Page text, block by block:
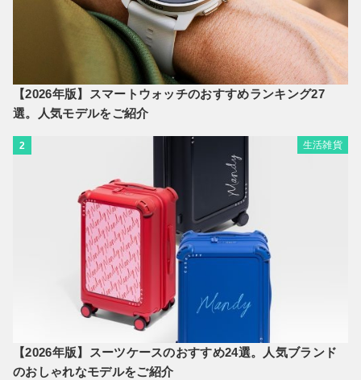
【2026年版】スマートウォッチのおすすめランキング27
選。人気モデルをご紹介
2 生活雑貨
【2026年版】スーツケースのおすすめ24選。人気ブランド
のおしゃれなモデルをご紹介